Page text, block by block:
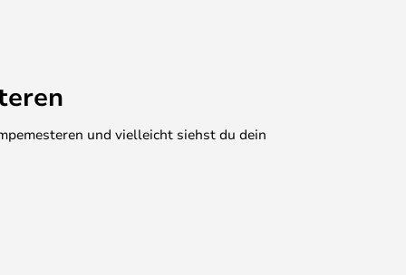
und vielleicht siehst du dein